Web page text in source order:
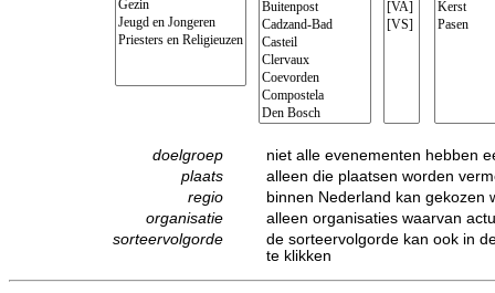
doelgroep
niet alle evenementen hebben
plaats
alleen die plaatsen worden
regio
binnen Nederland kan gekozen
organisatie
alleen organisaties waarvan
sorteervolgorde
de sorteervolgorde kan ook in
te klikken